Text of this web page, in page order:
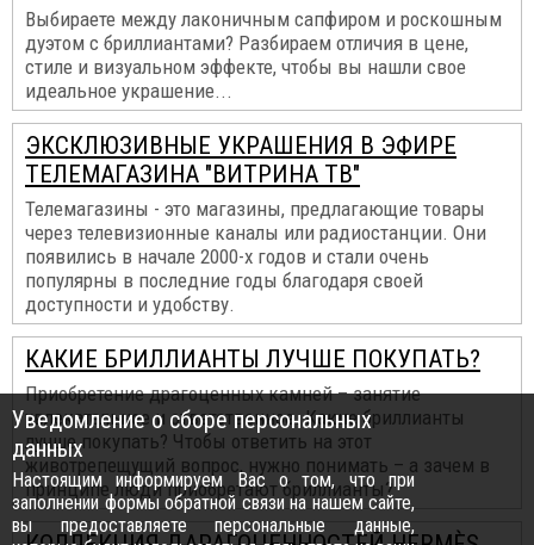
Выбираете между лаконичным сапфиром и роскошным
дуэтом с бриллиантами? Разбираем отличия в цене,
стиле и визуальном эффекте, чтобы вы нашли свое
идеальное украшение...
ЭКСКЛЮЗИВНЫЕ УКРАШЕНИЯ В ЭФИРЕ
ТЕЛЕМАГАЗИНА "ВИТРИНА ТВ"
Телемагазины - это магазины, предлагающие товары
через телевизионные каналы или радиостанции. Они
появились в начале 2000-х годов и стали очень
популярны в последние годы благодаря своей
доступности и удобству.
КАКИЕ БРИЛЛИАНТЫ ЛУЧШЕ ПОКУПАТЬ?
Приобретение драгоценных камней – занятие
увлекательное и ответственное. Какие бриллианты
лучше покупать? Чтобы ответить на этот
животрепещущий вопрос, нужно понимать – а зачем в
принципе люди приобретают бриллианты?
Уведомление о сборе персональных
данных
Настоящим информируем Вас о том, что при
заполнении формы обратной связи на нашем сайте,
вы предоставляете персональные данные,